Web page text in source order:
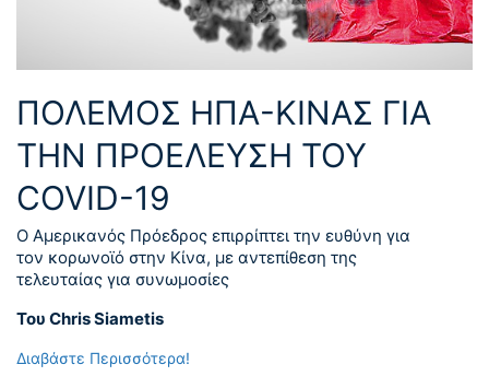
ΠΟΛΕΜΟΣ ΗΠΑ-ΚΙΝΑΣ ΓΙΑ
ΤΗΝ ΠΡΟΕΛΕΥΣΗ ΤΟΥ
COVID-19
Ο Αμερικανός Πρόεδρος επιρρίπτει την ευθύνη για
τον κορωνοϊό στην Κίνα, με αντεπίθεση της
τελευταίας για συνωμοσίες
Του Chris Siametis
Διαβάστε Περισσότερα!